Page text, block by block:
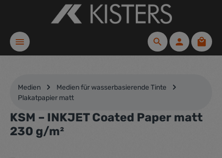
Zum Hauptinhalt springen
Medien
Medien für wasserbasierende Tinte
Plakatpapier matt
KSM – INKJET Coated Paper matt
230 g/m²